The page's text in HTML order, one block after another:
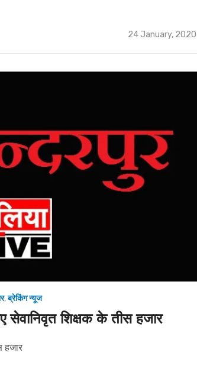
Posted
24 January, 2020
,ब्रेकिंग न्यूज
सेवानिवृत शिक्षक के तीस हजार
हजार